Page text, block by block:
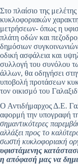
Στο πλαίσιο της
κυκλοφοριακών
μετρήσεων- όπως η
πλάτη οδών και
δημόσιων
οδική ασφάλεια και
συλλογή του συνόλου
άλλων, θα οδηγήσει
υποβολή προτάσεων
τον οικισμό του
Ο Αντιδήμαρχος Δ.Ε.
αφορμή την υπογραφή
σημαντικότερες
αλλάξει προς το
σωστή κυκλοφοριακή
υφιστάμενης
η απόφασή μας να